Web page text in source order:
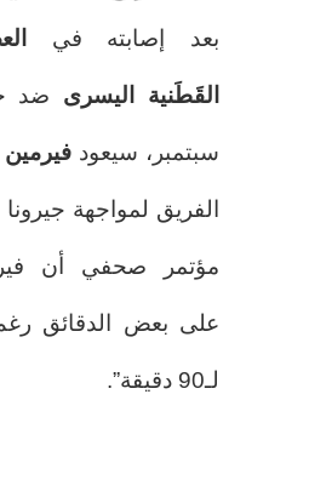
بعد إصابته في
القَطَنية اليسرى
سبتمبر، سيعود فيرمين
الفريق لمواجهة
مؤتمر صحفي أن
على بعض الدقائق
لـ90 دقيقة”.